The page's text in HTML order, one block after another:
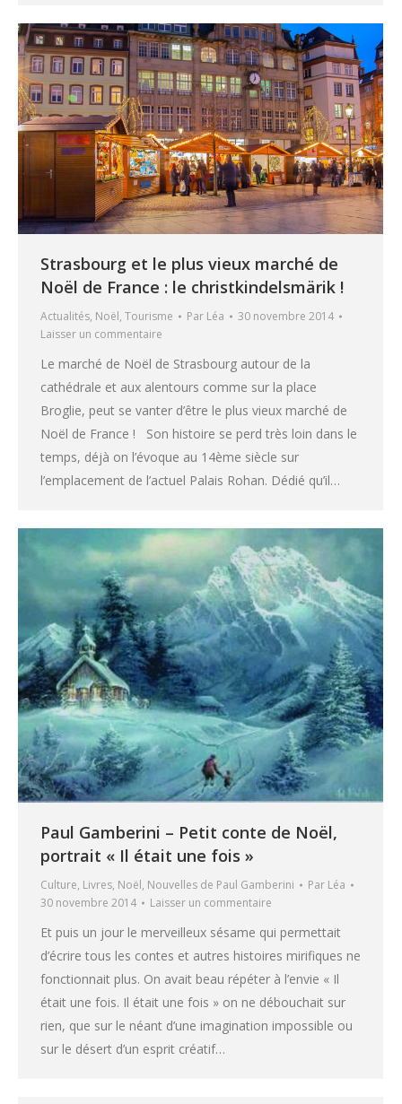
Strasbourg et le plus vieux marché de
Noël de France : le christkindelsmärik !
Actualités, Noël, Tourisme Par Léa
30 novembre 2014
Laisser un commentaire
Le marché de Noël de Strasbourg autour de la
cathédrale et aux alentours comme sur la place
Broglie, peut se vanter d’être le plus vieux marché de
Noël de France ! Son histoire se perd très loin dans le
temps, déjà on l’évoque au 14ème siècle sur
l’emplacement de l’actuel Palais Rohan. Dédié qu’il…
Paul Gamberini – Petit conte de Noël,
portrait « Il était une fois »
Culture, Livres, Noël, Nouvelles de Paul Gamberini Par Léa
30 novembre 2014
Laisser un commentaire
Et puis un jour le merveilleux sésame qui permettait
d’écrire tous les contes et autres histoires mirifiques ne
fonctionnait plus. On avait beau répéter à l’envie « Il
était une fois. Il était une fois » on ne débouchait sur
rien, que sur le néant d’une imagination impossible ou
sur le désert d’un esprit créatif…